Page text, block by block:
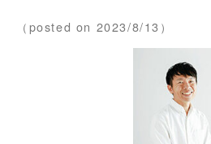
（posted on 2023/8/13）